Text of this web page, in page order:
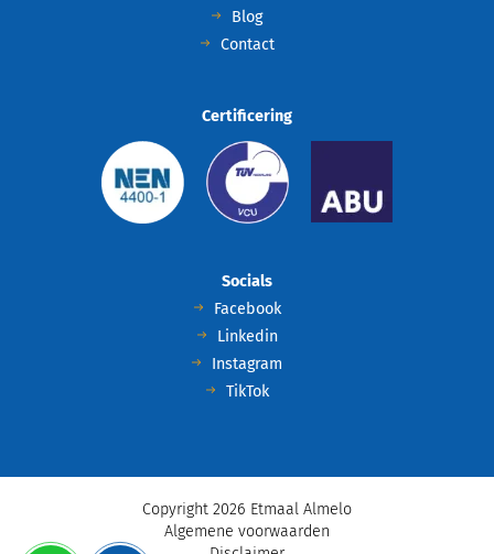
Blog
Contact
Certificering
Socials
Facebook
Linkedin
Instagram
TikTok
Copyright 2026 Etmaal Almelo
Algemene voorwaarden